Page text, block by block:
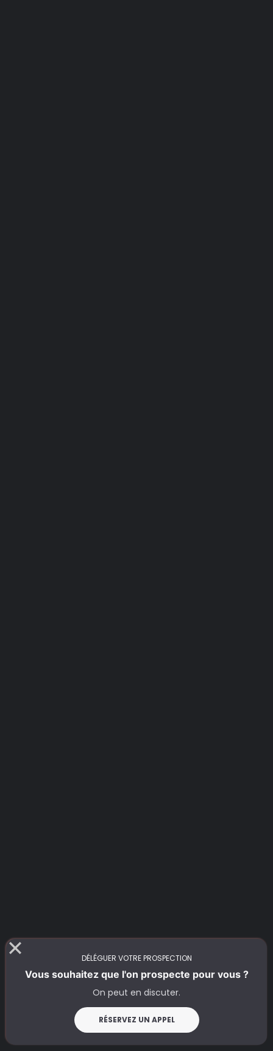
DÉLÉGUER VOTRE PROSPECTION
Vous souhaitez que l'on prospecte pour vous ?
On peut en discuter.
RÉSERVEZ UN APPEL